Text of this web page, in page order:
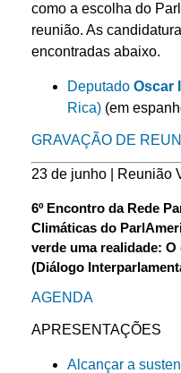
como a escolha do
reunião. As
encontradas abaixo.
Deputado Oscar
Rica) (em
GRAVAÇÃO DE
23 de junho | Reunião
6º Encontro da Rede
Climáticas do
verde uma realidade:
(Diálogo
AGENDA
APRESENTAÇÕES
Alcançar a